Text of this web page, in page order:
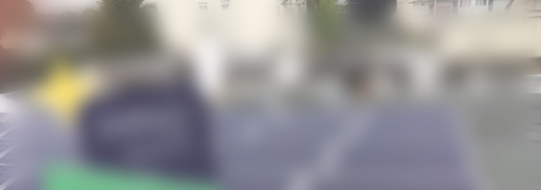
Panneau de gestion des cookies